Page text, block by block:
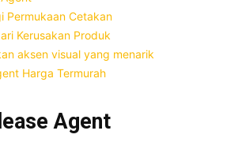
Permukaan Cetakan
Kerusakan Produk
aksen visual yang menarik
Harga Termurah
Agent